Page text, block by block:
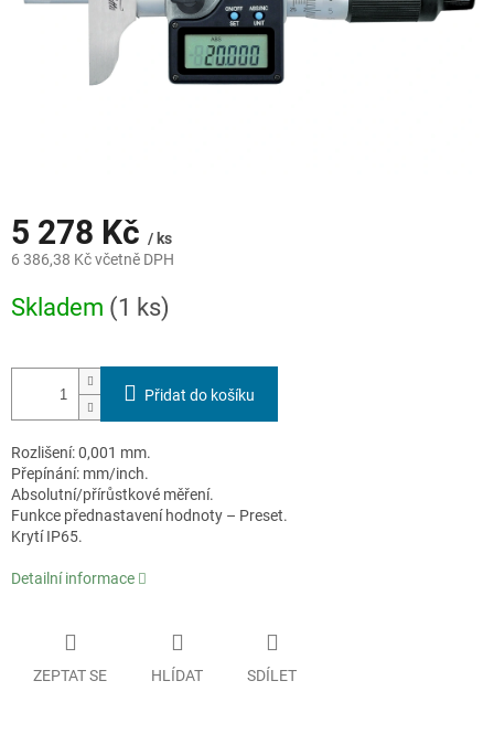
5 278 Kč / ks
6 386,38 Kč včetně DPH
cena:
Skladem (1 ks)
Přidat do košíku
Rozlišení: 0,001 mm.
Přepínání: mm/inch.
Absolutní/přírůstkové měření.
Funkce přednastavení hodnoty – Preset.
Krytí IP65.
Detailní informace
ZEPTAT SE HLÍDAT SDÍLET